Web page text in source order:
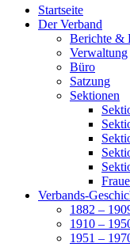
Startseite
Der Verband
Berichte &
Verwaltung
Büro
Satzung
Sektionen
Verbands-
1882 –
1910 –
1951 –